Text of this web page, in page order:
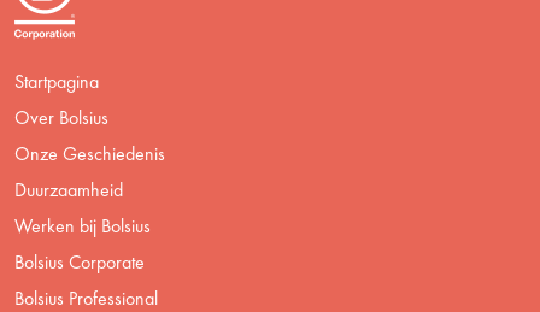
Startpagina
Over Bolsius
Onze Geschiedenis
Duurzaamheid
Werken bij Bolsius
Bolsius Corporate
Bolsius Professional